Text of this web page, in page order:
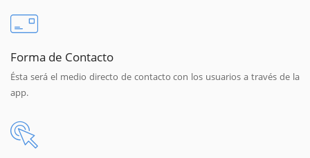
Forma de Contacto
Ésta será el medio directo de contacto con los usuarios a través de la
app.